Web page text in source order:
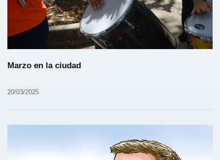
Marzo en la ciudad
20/03/2025